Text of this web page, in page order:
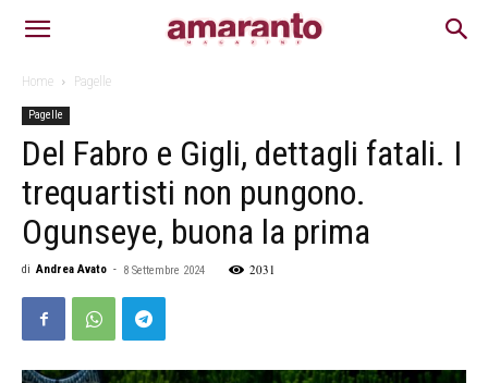
Home Pagelle
Pagelle
Del Fabro e Gigli, dettagli fatali. I
trequartisti non pungono.
Ogunseye, buona la prima
di Andrea Avato - 8 Settembre 2024 2031